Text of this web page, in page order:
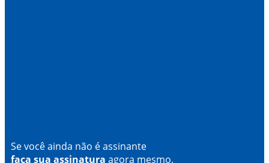
Se você ainda não é assinante
faça sua assinatura agora mesmo.